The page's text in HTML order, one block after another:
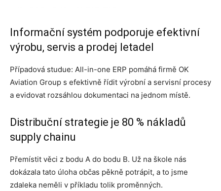
Informační systém podporuje efektivní
výrobu, servis a prodej letadel
Případová studue: All-in-one ERP pomáhá firmě OK
Aviation Group s efektivně řídit výrobní a servisní procesy
a evidovat rozsáhlou dokumentaci na jednom místě.
Distribuční strategie je 80 % nákladů
supply chainu
Přemístit věci z bodu A do bodu B. Už na škole nás
dokázala tato úloha občas pěkně potrápit, a to jsme
zdaleka neměli v příkladu tolik proměnných.